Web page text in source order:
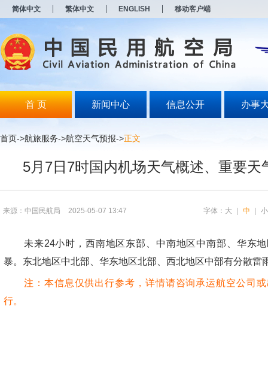
简体中文 繁体中文 ENGLISH 移动客户端
首 页 新闻中心 信息公开 办事
首页->航旅服务->航空天气预报->正文
5月7日7时国内机场天气概述、重要天
来源：中国民航局 2025-05-07 13:47 字体： 大 ｜中 ｜小
未来24小时，西南地区东部、中南地区中南部、华东地
暴。东北地区中北部、华东地区北部、西北地区中部有分散雷
注：本信息仅供出行参考，详情请咨询承运航空公司
行。
打
开
无
障
说
明
按
Alt
开